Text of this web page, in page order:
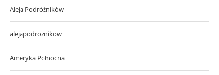
Aleja Podróżników
alejapodroznikow
Ameryka Północna